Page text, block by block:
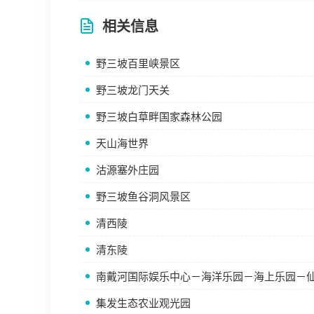
相关信息
野三坡百里峡景区
野三坡龙门天关
野三坡白草畔国家森林公园
天山海世界
沽源塞外庄园
野三坡鱼谷洞风景区
清西陵
清东陵
南戴河国际娱乐中心－海洋乐园－海上乐园－
集发生态农业观光园